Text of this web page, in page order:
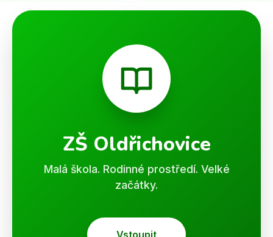
ZŠ Oldřichovice
Malá škola. Rodinné prostředí. Velké
začátky.
Vstoupit